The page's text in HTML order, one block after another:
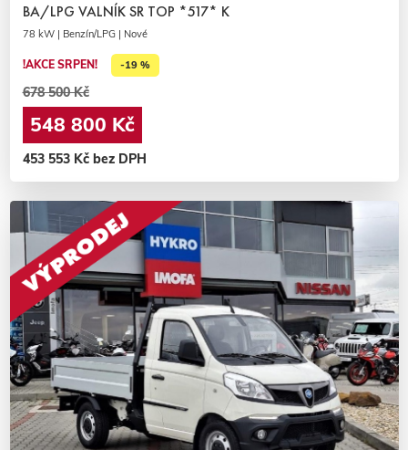
BA/LPG VALNÍK SR TOP *517* K
78 kW | Benzín/LPG | Nové
!AKCE SRPEN! -19 %
678 500 Kč
548 800 Kč
453 553 Kč bez DPH